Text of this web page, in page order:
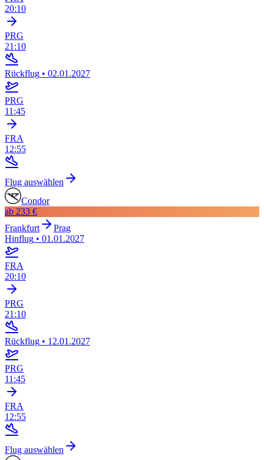
20:10
PRG
21:10
Rückflug • 02.01.2027
PRG
11:45
FRA
12:55
Flug auswählen
Condor
ab 233 €
Frankfurt
Prag
Hinflug • 01.01.2027
FRA
20:10
PRG
21:10
Rückflug • 12.01.2027
PRG
11:45
FRA
12:55
Flug auswählen